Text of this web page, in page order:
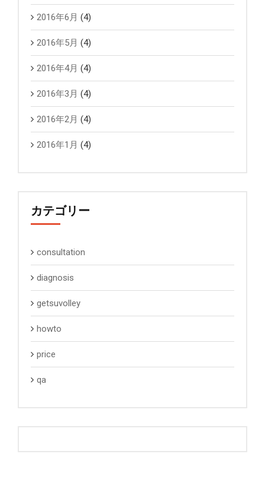
2016年6月 (4)
2016年5月 (4)
2016年4月 (4)
2016年3月 (4)
2016年2月 (4)
2016年1月 (4)
カテゴリー
consultation
diagnosis
getsuvolley
howto
price
qa